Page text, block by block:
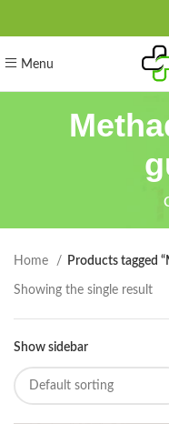
Menu
Home Products tagged
Showing the single result
Show sidebar